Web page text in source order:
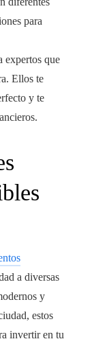
para
expertos que
Ellos te
y te
a diversas
y
estos
invertir en tu